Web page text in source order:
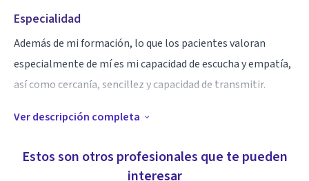
Especialidad
Además de mi formación, lo que los pacientes valoran
especialmente de mí es mi capacidad de escucha y empatía,
así como cercanía, sencillez y capacidad de transmitir.
Aptitudes
sustancias como conductuales, y en especial en ludopatía,
Ver descripción completa
Estos son otros profesionales que te pueden
interesar